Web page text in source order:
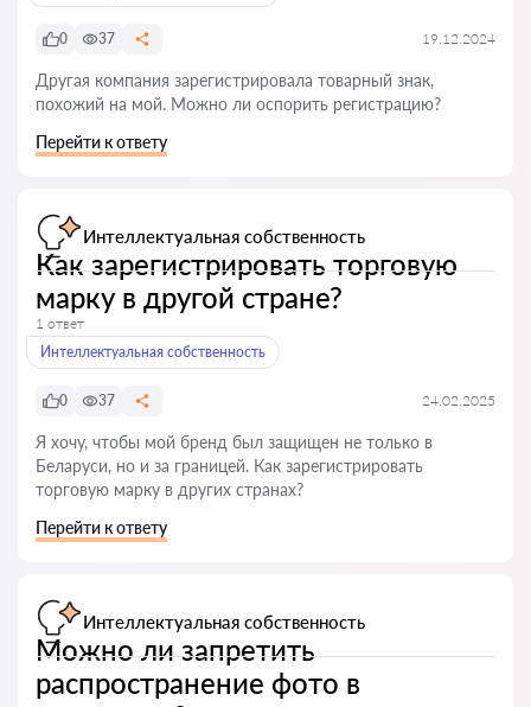
0 37 19.12.2024
Другая компания зарегистрировала товарный знак,
похожий на мой. Можно ли оспорить регистрацию?
Перейти к ответу
Интеллектуальная собственность
Как зарегистрировать торговую
марку в другой стране?
1 ответ
Интеллектуальная собственность
0 37 24.02.2025
Я хочу, чтобы мой бренд был защищен не только в
Беларуси, но и за границей. Как зарегистрировать
торговую марку в других странах?
Перейти к ответу
Интеллектуальная собственность
Можно ли запретить
распространение фото в